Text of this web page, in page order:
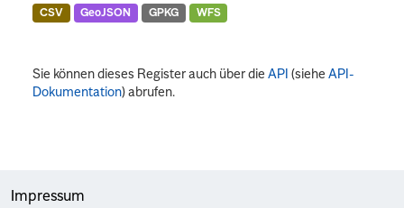
CSV GeoJSON GPKG WFS
Sie können dieses Register auch über dieAPI (sieheAPI-
Dokumentation) abrufen.
Impressum